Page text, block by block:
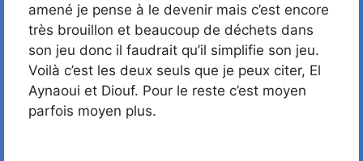
amené je pense à le devenir mais c’est encore
très brouillon et beaucoup de déchets dans
son jeu donc il faudrait qu’il simplifie son jeu.
Voilà c’est les deux seuls que je peux citer, El
Aynaoui et Diouf. Pour le reste c’est moyen
parfois moyen plus.